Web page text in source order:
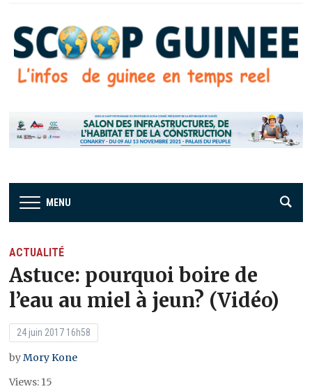
MENU
ACTUALITÉ
Astuce: pourquoi boire de
l’eau au miel à jeun? (Vidéo)
24 juin 2017 16h58
byMory Kone
Views: 15